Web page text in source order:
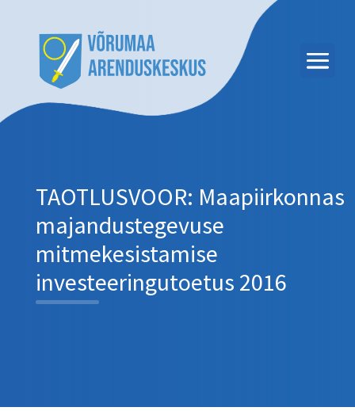
TAOTLUSVOOR: Maapiirkonnas
majandustegevuse
mitmekesistamise
investeeringutoetus 2016